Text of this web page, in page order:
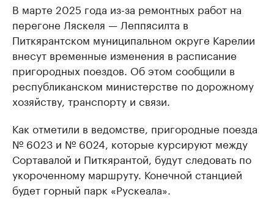
В марте 2025 года из-за ремонтных работ на
перегоне Ляскеля — Леппясилта в
Питкярантском муниципальном округе Карелии
внесут временные изменения в расписание
пригородных поездов. Об этом сообщили в
республиканском министерстве по дорожному
хозяйству, транспорту и связи.
Как отметили в ведомстве, пригородные поезда
№ 6023 и № 6024, которые курсируют между
Сортавалой и Питкярантой, будут следовать по
укороченному маршруту. Конечной станцией
будет горный парк «Рускеала».